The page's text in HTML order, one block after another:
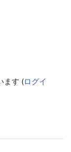
ます (ログイ